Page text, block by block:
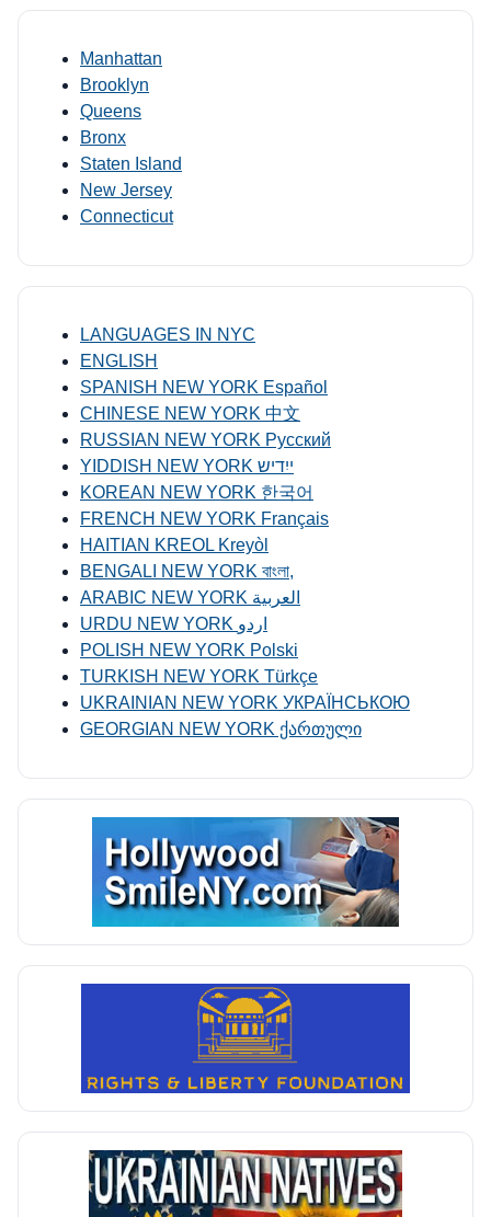
Manhattan
Brooklyn
Queens
Bronx
Staten Island
New Jersey
Connecticut
LANGUAGES IN NYC
ENGLISH
SPANISH NEW YORK Español
CHINESE NEW YORK 中文
RUSSIAN NEW YORK Русский
YIDDISH NEW YORK ייִדיש
KOREAN NEW YORK 한국어
FRENCH NEW YORK Français
HAITIAN KREOL Kreyòl
BENGALI NEW YORK বাংলা,
ARABIC NEW YORK العربية
URDU NEW YORK اردو
POLISH NEW YORK Polski
TURKISH NEW YORK Türkçe
UKRAINIAN NEW YORK УКРАЇНСЬКОЮ
GEORGIAN NEW YORK ქართული